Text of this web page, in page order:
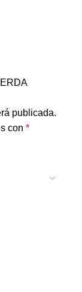
publicada.
con *